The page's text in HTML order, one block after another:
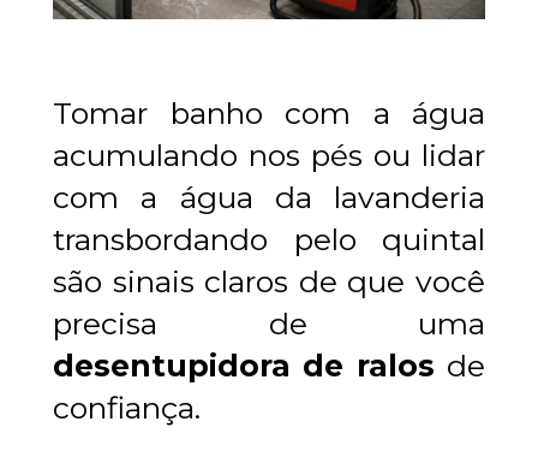
Tomar banho com a água
acumulando nos pés ou lidar
com a água da lavanderia
transbordando pelo quintal
são sinais claros de que você
desentupidora de ralos de
confiança.